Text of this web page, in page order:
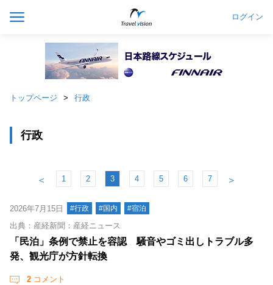
ログイン
トップページ 行政
行政
＜ 1 2 3 4 5 6 7 ＞
2026年7月15日 #行政 #国内 #宿泊
出典：産経新聞：産経ニュース
「民泊」条例で禁止を容認 騒音やゴミ出しトラブル多
発、観光庁が方針転換
2 コメント